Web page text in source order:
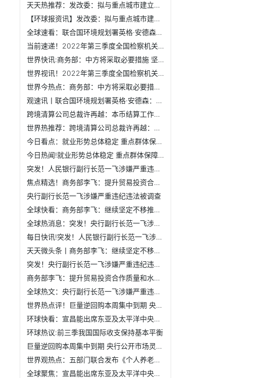
天天热推荐：发改委：拟与重点城市建立民营经济联系点工作机制
【环球报资讯】发改委：拟与重点城市建立民营经济联系点工作机制
全球速看：联合国环境规划署英格·安德森：通过改善湿地管理...
当前速递！2022年第三季度全国检察机关记录报告过问或干预、...
世界快讯:商务部：中方将采取必要措施 坚决维护中国企业合法权益
世界视讯！2022年第三季度全国检察机关记录报告过问或干预、...
世界今热点：商务部：中方将采取必要措施 坚决维护中国企业...
观速讯丨联合国环境规划署英格·安德森：通过改善湿地管理 ...
跨境清算公司总裁许再越：本币结算工作需要系统性推进
世界热推荐：跨境清算公司总裁许再越：本币结算工作需要系统...
今日看点：就业形势总体稳定 重点群体保障有力
今日热闻!就业形势总体稳定 重点群体保障有力
突发！人民银行副行长范一飞涉嫌严重违纪违法接受审查调查，...
焦点精选！商务部李飞：提升贸易投资合作质量和水平 深度参...
央行副行长范一飞涉嫌严重违纪违法被调查
全球快看：商务部李飞：继续坚定不移推进高水平对外开放 提...
全球热消息：突发！央行副行长范一飞涉嫌严重违纪违法被调查
每日快讯!突发！人民银行副行长范一飞涉嫌严重违纪违法接受审...
天天微头条丨商务部李飞：继续坚定不移推进高水平对外开放 ...
突发！央行副行长范一飞涉嫌严重违纪违法被调查
商务部李飞：提升贸易投资合作质量和水平 深度参与全球经济...
全球热文：央行副行长范一飞涉嫌严重违纪违法被调查
世界热点评！巨量逆回购本周集中到期 央行公开市场灵活操作...
环球快看：宣昌能出席东亚及太平洋中央银行行长会议组织第63...
环球热议:前三季我国国际收支保持基本平衡
巨量逆回购本周集中到期 央行公开市场灵活操作熨平波动
世界观热点：五部门联合发布《个人养老金实施办法》 每年缴...
全球聚焦：宣昌能出席东亚及太平洋中央银行行长会议组织第63...